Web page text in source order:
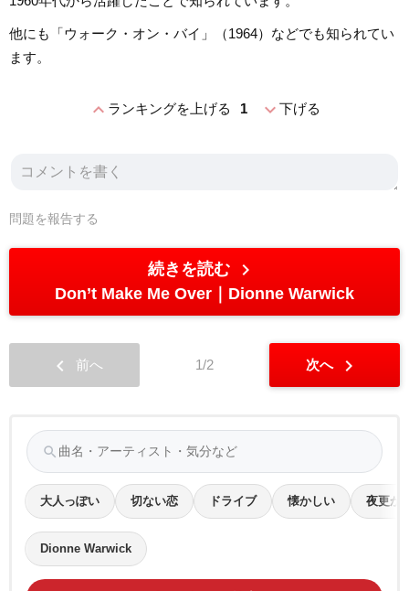
他にも「ウォーク・オン・バイ」（1964）などでも知られてい
ます。
expand_lessランキングを上げる 1 expand_more下げる
問題を報告する
続きを読む chevron_right
Don’t Make Me Over Dionne Warwick
chevron_left 前へ 1/2 次へ chevron_right
search
大人っぽい 切ない恋 ドライブ 懐かしい 夜更か
Dionne Warwick